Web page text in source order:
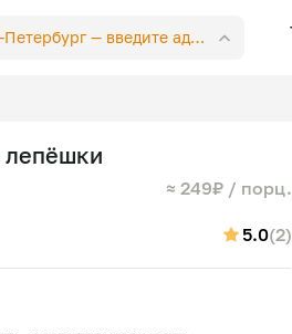
Петербург —введите адрес
≈ 249₽ / порц.
5.0(2)